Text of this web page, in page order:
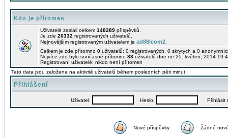
Kdo je přítomen
Uživatelé zaslali celkem 148289 příspěvků.
Je zde 20332 registrovaných uživatelů.
Nejnovějším registrovaným uživatelem je ad88lcom2
Celkem je zde přítomno 0 uživatelů: 0 registrovaných, 0 skrytých a 0
Nejvíce zde bylo současně přítomno 83 uživatelů dne ne 25. květen, 2014
Registrovaní uživatelé: nikdo není přítomen
Tato data jsou založena na aktivitě uživatelů během posledních pěti minut
Přihlášení
Uživatel: Heslo: Přihlásit
Nové příspěvky Žádné